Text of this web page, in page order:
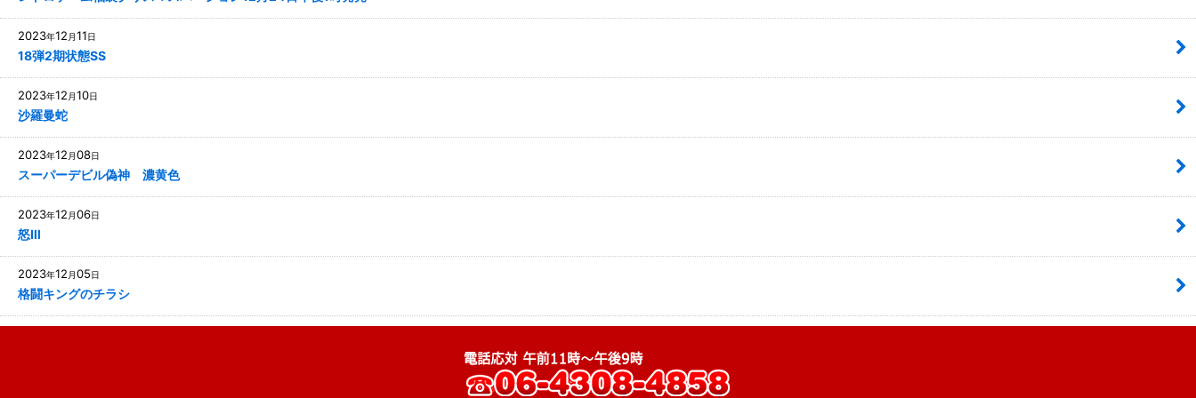
2023年12 月11日
18弾2期状態SS
2023年12 月10日
沙羅曼蛇
2023年12 月08日
スーパーデビル偽神 濃黄色
2023年12 月06日
怒Ⅲ
2023年12 月05日
格闘キングのチラシ